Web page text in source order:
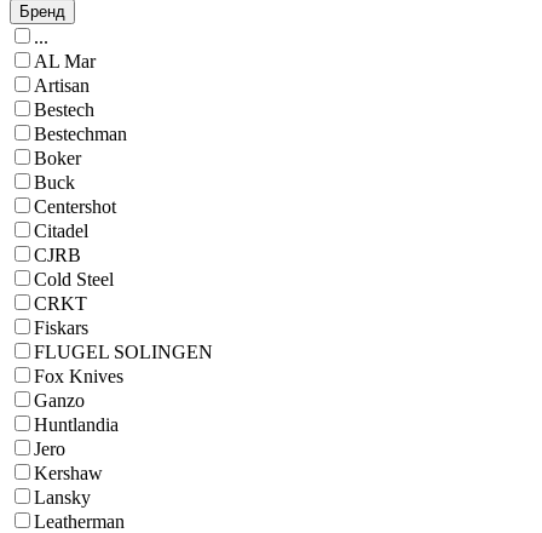
Бренд
...
AL Mar
Artisan
Bestech
Bestechman
Boker
Buck
Centershot
Citadel
CJRB
Cold Steel
CRKT
Fiskars
FLUGEL SOLINGEN
Fox Knives
Ganzo
Huntlandia
Jero
Kershaw
Lansky
Leatherman